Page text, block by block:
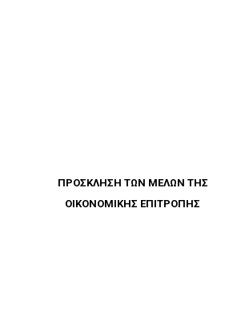
ΠΡΟΣΚΛΗΣΗ ΤΩΝ ΜΕΛΩΝ ΤΗΣ
ΟΙΚΟΝΟΜΙΚΗΣ ΕΠΙΤΡΟΠΗΣ